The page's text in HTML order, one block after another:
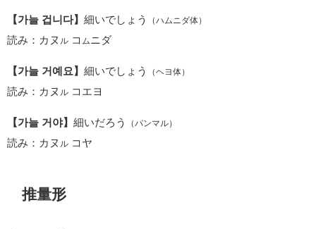
【가늘 겁니다】 細いでしょう （ハムニダ体）
読み：カヌ ル コ ムニダ
【가늘 거예요】 細いでしょう （ヘヨ体）
読み：カヌ ル コエヨ
【가늘 거야】 細いだろう （パンマル）
読み：カヌ ル コヤ
推量形